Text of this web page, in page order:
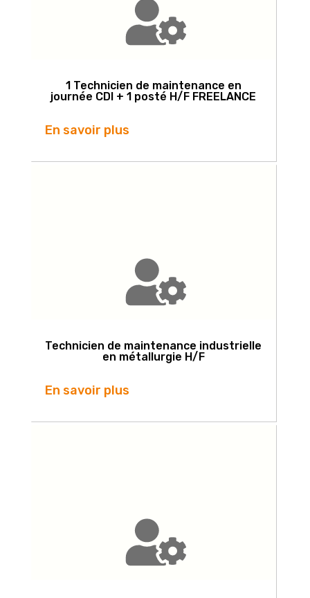
1 Technicien de maintenance en
journée CDI + 1 posté H/F FREELANCE
En savoir plus
Technicien de maintenance industrielle
en métallurgie H/F
En savoir plus